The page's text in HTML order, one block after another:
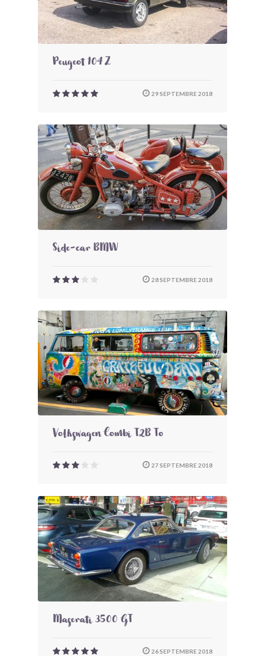
Peugeot 104 Z
29 SEPTEMBRE 2018
Side-car BMW
28 SEPTEMBRE 2018
Volkswagen Combi T2B To
27 SEPTEMBRE 2018
Maserati 3500 GT
26 SEPTEMBRE 2018